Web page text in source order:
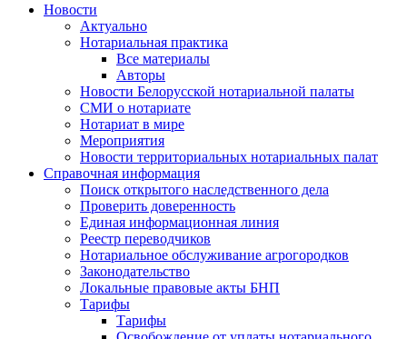
Новости
Актуально
Нотариальная практика
Все материалы
Авторы
Новости Белорусской нотариальной палаты
СМИ о нотариате
Нотариат в мире
Мероприятия
Новости территориальных нотариальных палат
Справочная информация
Поиск открытого наследственного дела
Проверить доверенность
Единая информационная линия
Реестр переводчиков
Нотариальное обслуживание агрогородков
Законодательство
Локальные правовые акты БНП
Тарифы
Тарифы